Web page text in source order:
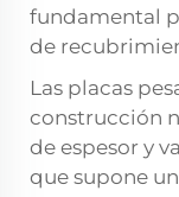
fundamental
de
Las placas
construcción
de espesor y
que supone